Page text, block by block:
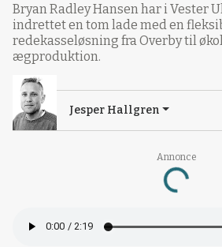
Annonce
Loading...
Bryan Radley Hansen har i Vester
indrettet en tom lade med en
redekasseløsning fra Overby til
ægproduktion.
Jesper Hallgren